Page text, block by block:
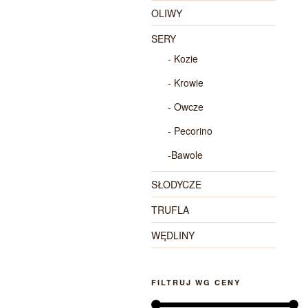
OLIWY
SERY
- Kozie
- Krowie
- Owcze
- Pecorino
-Bawole
SŁODYCZE
TRUFLA
WĘDLINY
FILTRUJ WG CENY